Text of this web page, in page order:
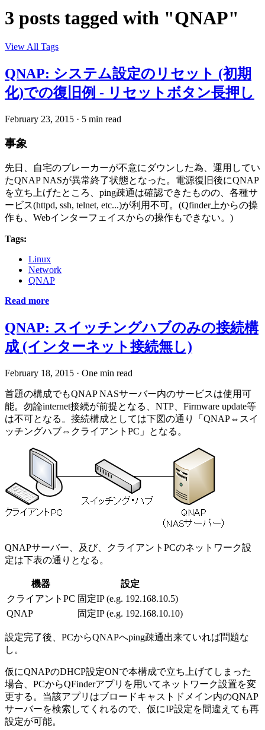
3 posts tagged with "QNAP"
View All Tags
QNAP: システム設定のリセット (初期
化)での復旧例 - リセットボタン長押し
February 23, 2015 · 5 min read
事象
先日、自宅のブレーカーが不意にダウンした為、運用してい
たQNAP NASが異常終了状態となった。電源復旧後にQNAP
を立ち上げたところ、ping疎通は確認できたものの、各種サ
ービス(httpd, ssh, telnet, etc...)が利用不可。(Qfinder上からの操
作も、Webインターフェイスからの操作もできない。)
Tags:
Linux
Network
QNAP
Read more
QNAP: スイッチングハブのみの接続構
成 (インターネット接続無し)
February 18, 2015 · One min read
首題の構成でもQNAP NASサーバー内のサービスは使用可
能。勿論internet接続が前提となる、NTP、Firmware update等
は不可となる。接続構成としては下図の通り「QNAP⇔スイ
ッチングハブ⇔クライアントPC」となる。
QNAPサーバー、及び、クライアントPCのネットワーク設
定は下表の通りとなる。
機器
設定
クライアントPC 固定IP (e.g. 192.168.10.5)
QNAP
固定IP (e.g. 192.168.10.10)
設定完了後、PCからQNAPへping疎通出来ていれば問題な
し。
仮にQNAPのDHCP設定ONで本構成で立ち上げてしまった
場合、PCからQFinderアプリを用いてネットワーク設置を変
更する。当該アプリはブロードキャストドメイン内のQNAP
サーバーを検索してくれるので、仮にIP設定を間違えても再
設定が可能。